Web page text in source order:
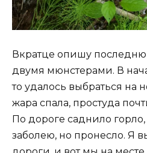
Вкратце опишу
двумя мюнстерами. В
то удалось выбраться на
жара спала, простуда
По дороге саднило горло,
заболею, но пронесло. Я